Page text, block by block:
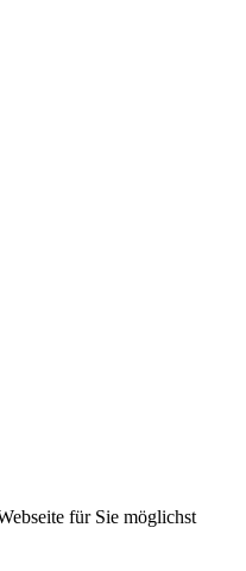
für Sie möglichst